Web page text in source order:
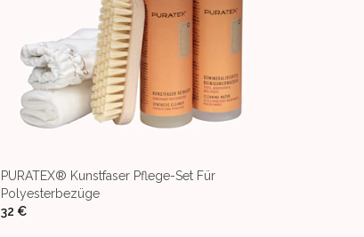
PURATEX® Kunstfaser Pflege-Set Für
Polyesterbezüge
32 €